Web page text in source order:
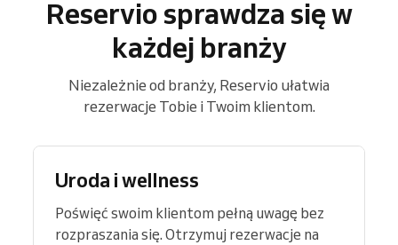
Reservio sprawdza się w
każdej branży
Niezależnie od branży, Reservio ułatwia
rezerwacje Tobie i Twoim klientom.
Uroda i wellness
Poświęć swoim klientom pełną uwagę bez
rozpraszania się. Otrzymuj rezerwacje na